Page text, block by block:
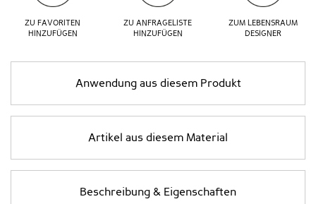
ZU FAVORITEN
HINZUFÜGEN
ZU ANFRAGELISTE
HINZUFÜGEN
ZUM LEBENSRAUM
DESIGNER
Anwendung aus diesem Produkt
Artikel aus diesem Material
Beschreibung & Eigenschaften